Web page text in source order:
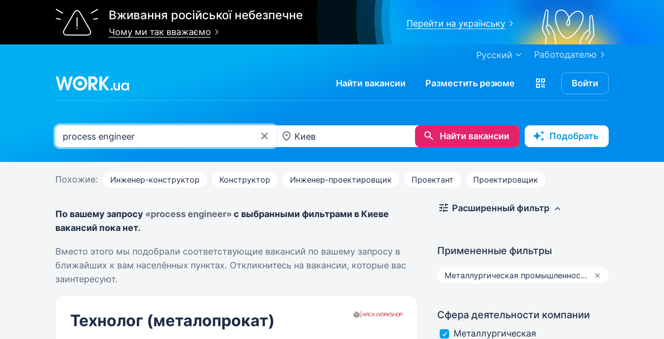
Вживання російської небезпечне
Чому ми так вважаємо
Перейти на українську
Работодателю
Русский
Найти вакансии Разместить резюме Войти
Найти вакансии Подобрать
Похожие: Инженер-конструктор Конструктор Инженер-проектировщик Проектант Проектировщик
По вашему запросу «process engineer» с выбранными фильтрами в Киеве
вакансий пока нет.
Вместо этого мы подобрали соответствующие вакансий по вашему запросу в
ближайших к вам населённых пунктах. Откликнитесь на вакансии, которые вас
заинтересуют.
Технолог (металопрокат)
Расширенный фильтр
Примененные фильтры
Металлургическая промышленность, металлообработка
Сфера деятельности компании
Металлургическая